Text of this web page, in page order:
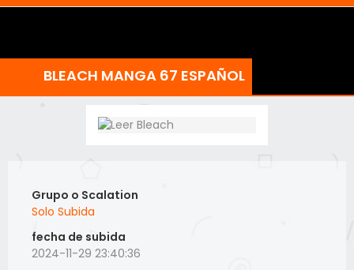
BLEACH MANGA 67 ESPAÑOL
Grupo o Scalation
Solo Subida
fecha de subida
2024-11-29 23:40:36